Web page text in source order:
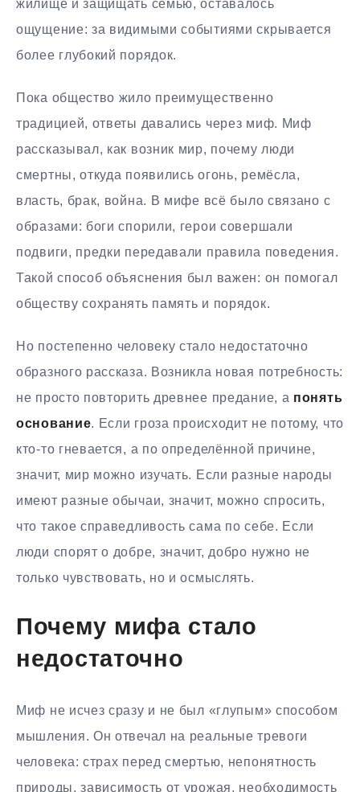
жилище и защищать семью, оставалось
ощущение: за видимыми событиями скрывается
более глубокий порядок.
Пока общество жило преимущественно
традицией, ответы давались через миф. Миф
рассказывал, как возник мир, почему люди
смертны, откуда появились огонь, ремёсла,
власть, брак, война. В мифе всё было связано с
образами: боги спорили, герои совершали
подвиги, предки передавали правила поведения.
Такой способ объяснения был важен: он помогал
обществу сохранять память и порядок.
Но постепенно человеку стало недостаточно
образного рассказа. Возникла новая потребность:
не просто повторить древнее предание, а понять
основание. Если гроза происходит не потому, что
кто-то гневается, а по определённой причине,
значит, мир можно изучать. Если разные народы
имеют разные обычаи, значит, можно спросить,
что такое справедливость сама по себе. Если
люди спорят о добре, значит, добро нужно не
только чувствовать, но и осмыслять.
Почему мифа стало
недостаточно
Миф не исчез сразу и не был «глупым» способом
мышления. Он отвечал на реальные тревоги
человека: страх перед смертью, непонятность
природы, зависимость от урожая, необходимость